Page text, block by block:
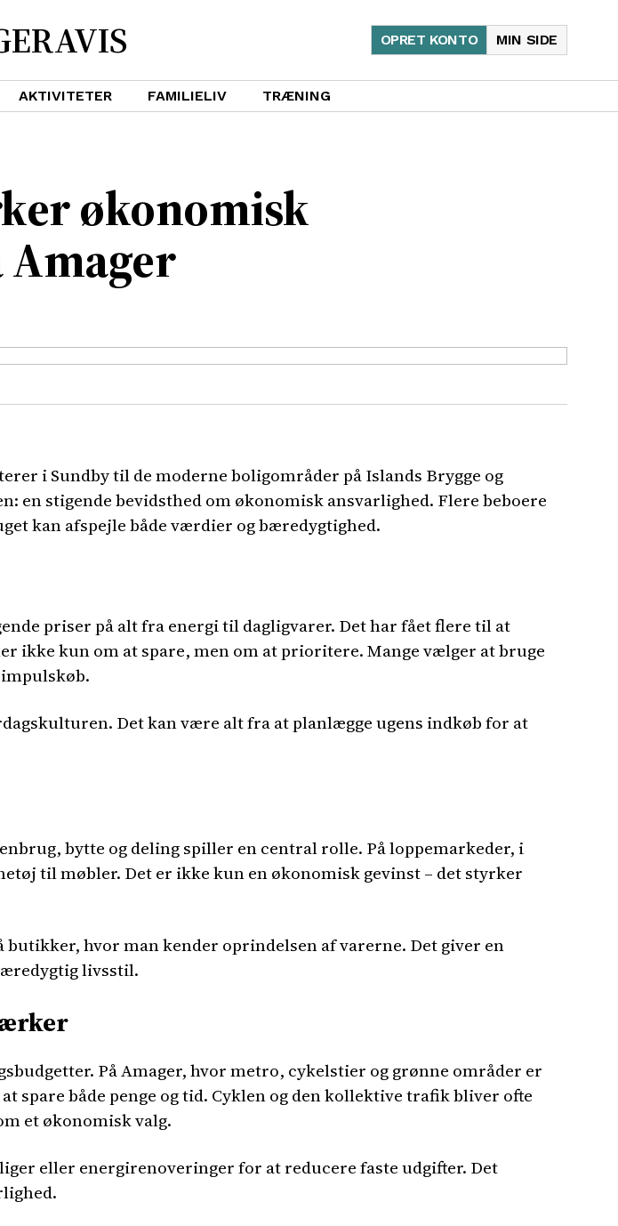
MIN SIDE
OPRET KONTO
AKTIVITETER FAMILIELIV TRÆNING
økonomisk
i Sundby til de moderne boligområder på Islands Brygge og
stigende bevidsthed om økonomisk ansvarlighed. Flere beboere
kan afspejle både værdier og bæredygtighed.
priser på alt fra energi til dagligvarer. Det har fået flere til at
ikke kun om at spare, men om at prioritere. Mange vælger at bruge
Det kan være alt fra at planlægge ugens indkøb for at
bytte og deling spiller en central rolle. På loppemarkeder, i
til møbler. Det er ikke kun en økonomisk gevinst – det styrker
hvor man kender oprindelsen af varerne. Det giver en
livsstil.
På Amager, hvor metro, cykelstier og grønne områder er
både penge og tid. Cyklen og den kollektive trafik bliver ofte
et økonomisk valg.
eller energirenoveringer for at reducere faste udgifter. Det